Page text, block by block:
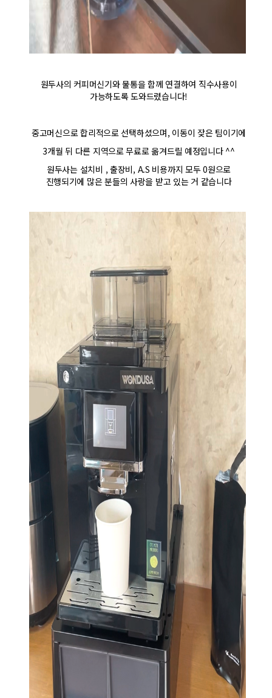
원두사의 커피머신기와 물통을 함께 연결하여 직수사용이
가능하도록 도와드렸습니다!
중고머신으로 합리적으로 선택하셨으며, 이동이 잦은 팀이기에
3개월 뒤 다른 지역으로 무료로 옮겨드릴 예정입니다 ^^
원두사는 설치비 , 출장비, A.S 비용까지 모두 0원으로
진행되기에 많은 분들의 사랑을 받고 있는 거 같습니다